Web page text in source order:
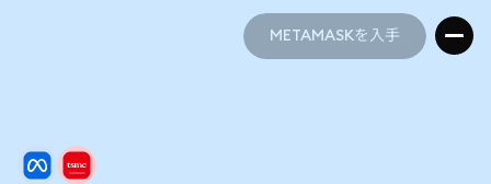
METAMASKを入手